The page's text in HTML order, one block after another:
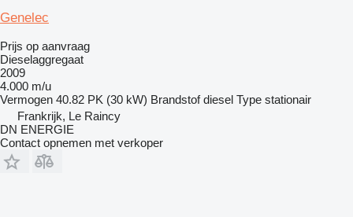
Genelec
Prijs op aanvraag
Dieselaggregaat
2009
4.000 m/u
Vermogen 40.82 PK (30 kW) Brandstof diesel Type stationair
Frankrijk, Le Raincy
DN ENERGIE
Contact opnemen met verkoper